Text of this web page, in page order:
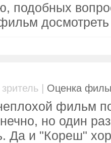
подобных
| Оценка
фильм
но один
Да и "Кореш"